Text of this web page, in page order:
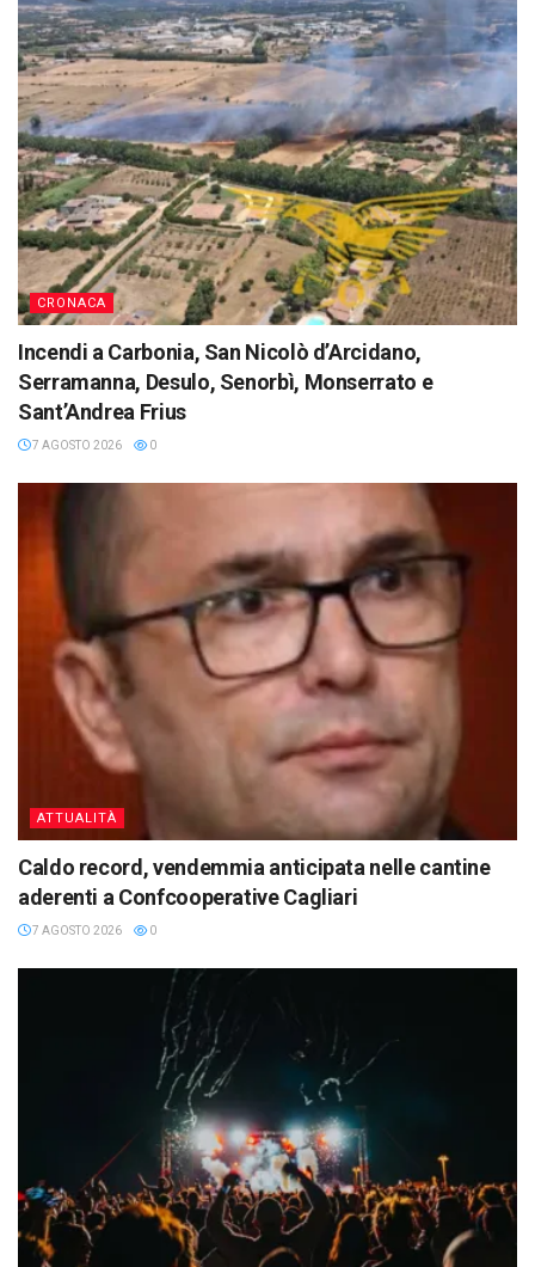
CRONACA
Incendi a Carbonia, San Nicolò d’Arcidano,
Serramanna, Desulo, Senorbì, Monserrato e
Sant’Andrea Frius
7 AGOSTO 2026 0
ATTUALITÀ
Caldo record, vendemmia anticipata nelle cantine
aderenti a Confcooperative Cagliari
7 AGOSTO 2026 0